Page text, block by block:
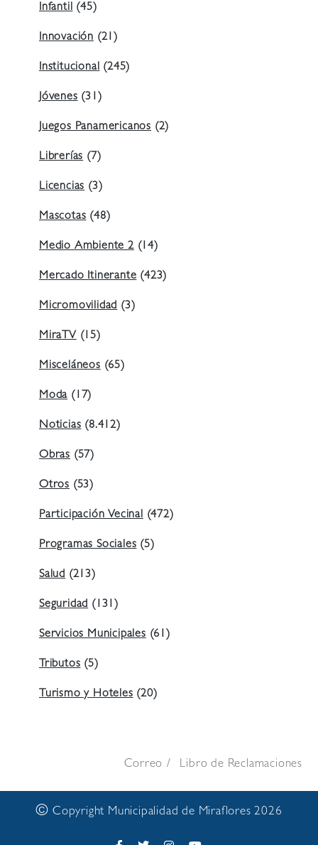
Infantil (45)
Innovación (21)
Institucional (245)
Jóvenes (31)
Juegos Panamericanos (2)
Librerías (7)
Licencias (3)
Mascotas (48)
Medio Ambiente 2(14)
Mercado Itinerante (423)
Micromovilidad (3)
MiraTV (15)
Misceláneos (65)
Moda (17)
Noticias (8.412)
Obras (57)
Otros (53)
Participación Vecinal (472)
Programas Sociales (5)
Salud (213)
Seguridad (131)
Servicios Municipales (61)
Tributos (5)
Turismo y Hoteles (20)
Correo Libro de Reclamaciones
© Copyright Municipalidad de Miraflores 2026